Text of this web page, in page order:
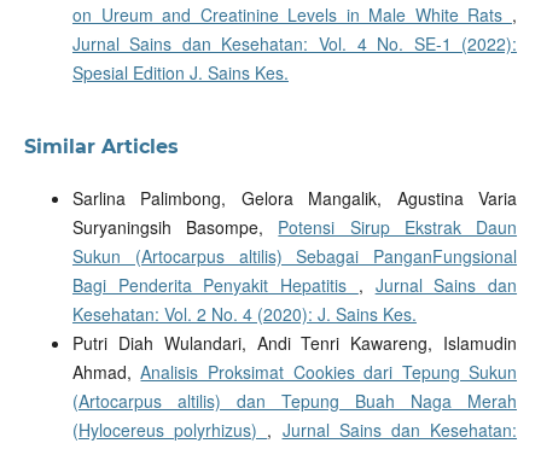
on Ureum and Creatinine Levels in Male White Rats ,
Jurnal Sains dan Kesehatan: Vol. 4 No. SE-1 (2022):
Spesial Edition J. Sains Kes.
Similar Articles
Sarlina Palimbong, Gelora Mangalik, Agustina Varia
Suryaningsih Basompe, Potensi Sirup Ekstrak Daun
Sukun (Artocarpus altilis) Sebagai PanganFungsional
Bagi Penderita Penyakit Hepatitis , Jurnal Sains dan
Kesehatan: Vol. 2 No. 4 (2020): J. Sains Kes.
Putri Diah Wulandari, Andi Tenri Kawareng, Islamudin
Ahmad,Analisis Proksimat Cookies dari Tepung Sukun
(Artocarpus altilis) dan Tepung Buah Naga Merah
(Hylocereus polyrhizus) , Jurnal Sains dan Kesehatan: